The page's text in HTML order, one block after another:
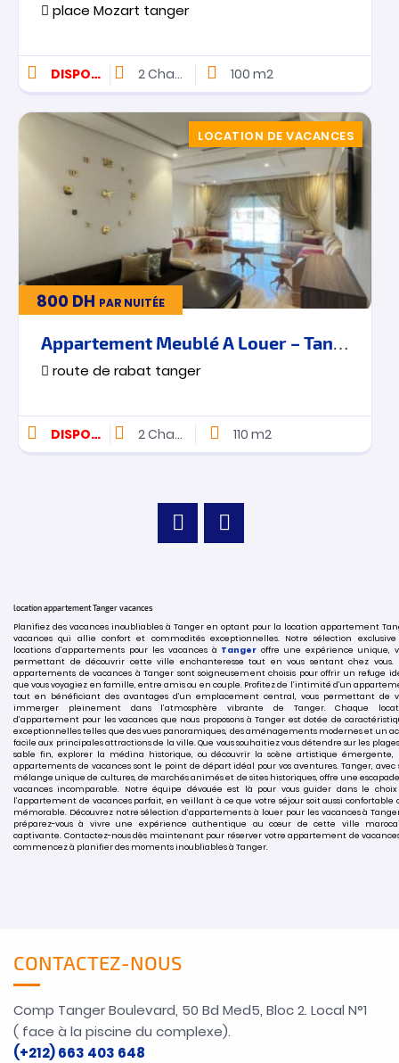
place Mozart tanger
DISPONIBLE 2Chambres 100 m2
LOCATION DE VACANCES
800 DH PAR NUITÉE
Appartement Meublé A Louer – Tanger – Route De Rabat – Vacances
route de rabat tanger
DISPONIBLE 2Chambres 110 m2
location appartement Tanger vacances
Planifiez des vacances inoubliables à Tanger en optant pour la location appartement
vacances qui allie confort et commodités exceptionnelles. Notre sélection
locations d’appartements pour les vacances à Tanger offre une expérience unique,
permettant de découvrir cette ville enchanteresse tout en vous sentant chez vous.
appartements de vacances à Tanger sont soigneusement choisis pour offrir un refuge
que vous voyagiez en famille, entre amis ou en couple. Profitez de l’intimité d’un
tout en bénéficiant des avantages d’un emplacement central, vous permettant de
immerger pleinement dans l’atmosphère vibrante de Tanger. Chaque
d’appartement pour les vacances que nous proposons à Tanger est dotée de
exceptionnelles telles que des vues panoramiques, des aménagements modernes et un
facile aux principales attractions de la ville. Que vous souhaitiez vous détendre sur les
sable fin, explorer la médina historique, ou découvrir la scène artistique émergente,
appartements de vacances sont le point de départ idéal pour vos aventures. Tanger, avec
mélange unique de cultures, de marchés animés et de sites historiques, offre une
vacances incomparable. Notre équipe dévouée est là pour vous guider dans le
l’appartement de vacances parfait, en veillant à ce que votre séjour soit aussi confortable
mémorable. Découvrez notre sélection d’appartements à louer pour les vacances à
préparez-vous à vivre une expérience authentique au cœur de cette ville
captivante. Contactez-nous dès maintenant pour réserver votre appartement de
commencez à planifier des moments inoubliables à Tanger.
CONTACTEZ-NOUS
Comp Tanger Boulevard, 50 Bd Med5, Bloc 2. Local N°1
( face à la piscine du complexe).
(+212) 663 403 648